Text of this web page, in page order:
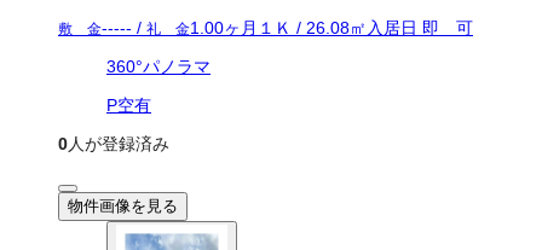
敷 金----- / 礼 金1.00ヶ月 １Ｋ / 26.08㎡ 入居日 即 可
360°パノラマ
P空有
0人が登録済み
物件画像を見る